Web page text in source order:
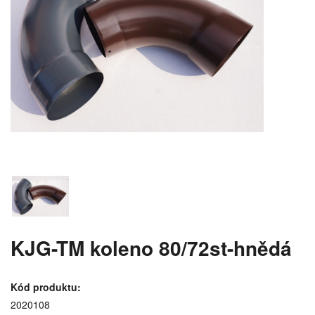
KJG-TM koleno 80/72st-hnědá
Kód produktu:
2020108